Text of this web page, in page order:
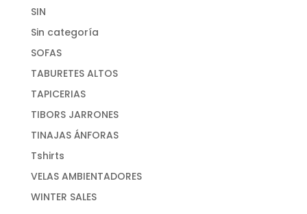
SIN
Sin categoría
SOFAS
TABURETES ALTOS
TAPICERIAS
TIBORS JARRONES
TINAJAS ÁNFORAS
Tshirts
VELAS AMBIENTADORES
WINTER SALES